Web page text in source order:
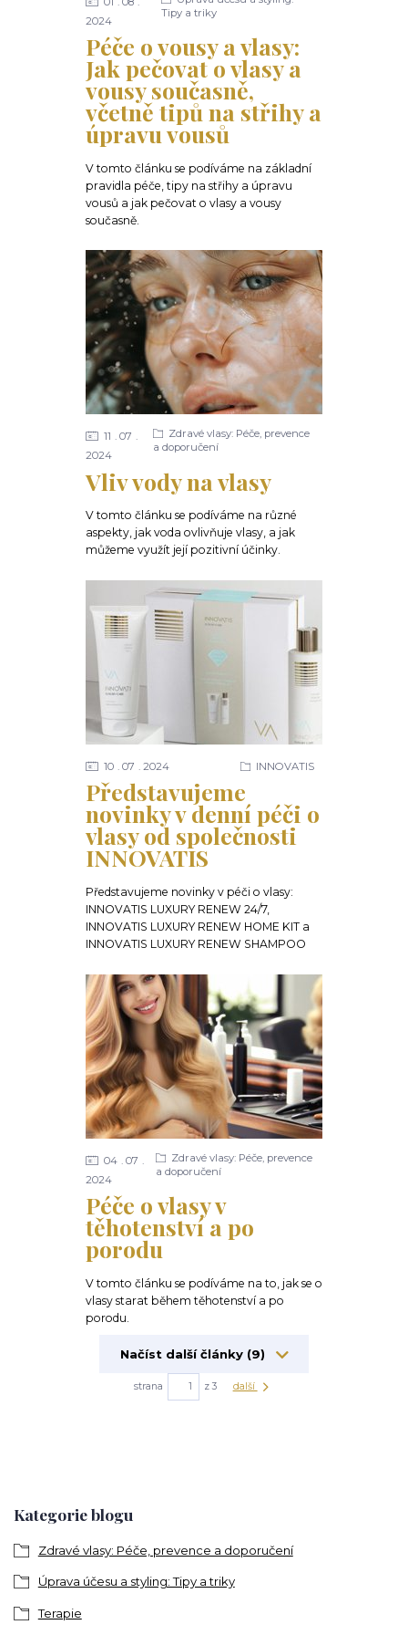
Kategorie blogu
Zdravé vlasy: Péče, prevence a doporučení
Úprava účesu a styling: Tipy a triky
Terapie
Péče o vousy a vlasy:
Jak pečovat o vlasy a
vousy současně,
včetně tipů na střihy a
úpravu vousů
2024
Tipy a triky
V tomto článku se podíváme na základní
pravidla péče, tipy na střihy a úpravu
vousů a jak pečovat o vlasy a vousy
současně.
Vliv vody na vlasy
11
07
2024
Zdravé vlasy: Péče, prevence
a doporučení
V tomto článku se podíváme na různé
aspekty, jak voda ovlivňuje vlasy, a jak
můžeme využít její pozitivní účinky.
Představujeme
novinky v denní péči o
vlasy od společnosti
INNOVATIS
10 07 2024 INNOVATIS
Představujeme novinky v péči o vlasy:
INNOVATIS LUXURY RENEW 24/7,
INNOVATIS LUXURY RENEW HOME KIT a
INNOVATIS LUXURY RENEW SHAMPOO
Péče o vlasy v
těhotenství a po
porodu
04
07
2024
Zdravé vlasy: Péče, prevence
a doporučení
V tomto článku se podíváme na to, jak se o
vlasy starat během těhotenství a po
porodu.
Načíst další články (9)
strana z 3 další